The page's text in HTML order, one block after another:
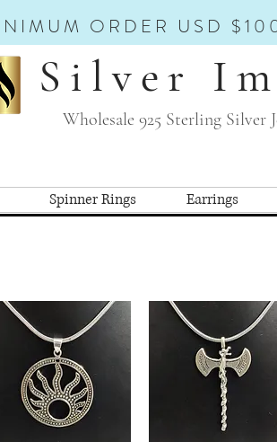
ORDER USD
Silver
Wholesale 925 Sterling Silver
Spinner Rings Earrings